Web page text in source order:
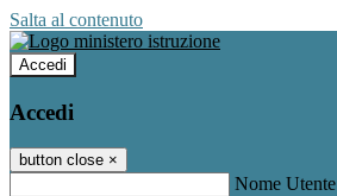
Salta al contenuto
Accedi
Accedi
button close ×
Nome Utente